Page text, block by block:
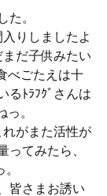
た。
りしましたよ
だ子供みたい
べごたえは十
るﾄﾗﾌｸﾞさんは
。
がまた活性が
ってみたら、
皆さまお誘い